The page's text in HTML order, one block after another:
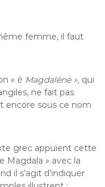
femme, il faut
« è Magdalènè »,qui
ne fait pas
encore sous ce nom
grec appuient cette
Magdala » avec la
il s’agit d’indiquer